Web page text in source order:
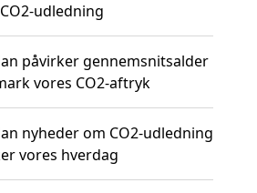
udledning
påvirker gennemsnitsalder
vores CO2-aftryk
nyheder om CO2-udledning
vores hverdag